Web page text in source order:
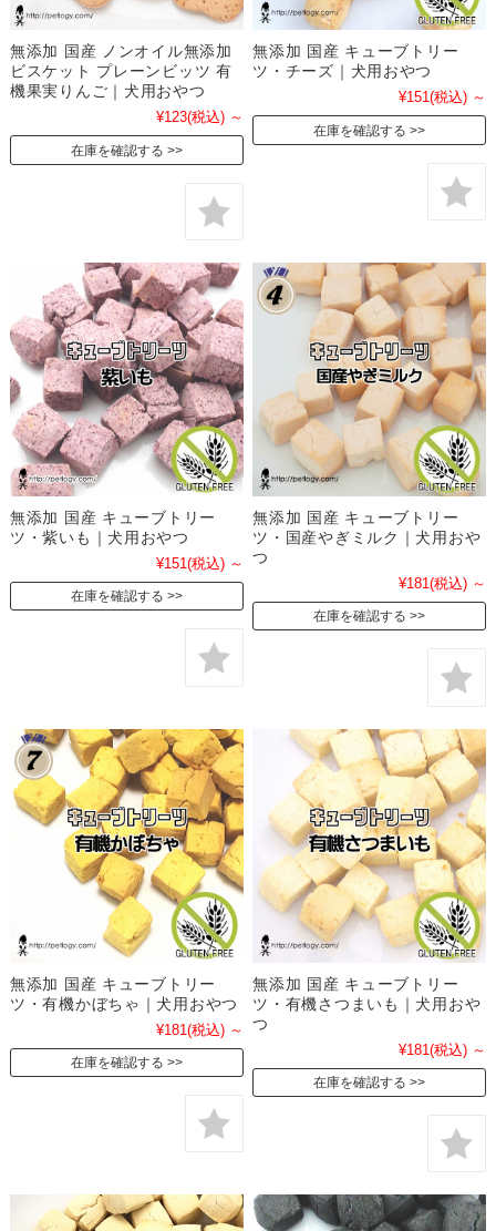
無添加 国産 ノンオイル無添加
ビスケット プレーンビッツ 有
機果実りんご｜犬用おやつ
¥123(税込) ～
在庫を確認する
無添加 国産 キューブトリー
ツ・チーズ｜犬用おやつ
¥151(税込) ～
在庫を確認する
無添加 国産 キューブトリー
ツ・紫いも｜犬用おやつ
¥151(税込) ～
在庫を確認する
無添加 国産 キューブトリー
ツ・国産やぎミルク｜犬用おや
つ
¥181(税込) ～
在庫を確認する
無添加 国産 キューブトリー
ツ・有機かぼちゃ｜犬用おやつ
¥181(税込) ～
在庫を確認する
無添加 国産 キューブトリー
ツ・有機さつまいも｜犬用おや
つ
¥181(税込) ～
在庫を確認する